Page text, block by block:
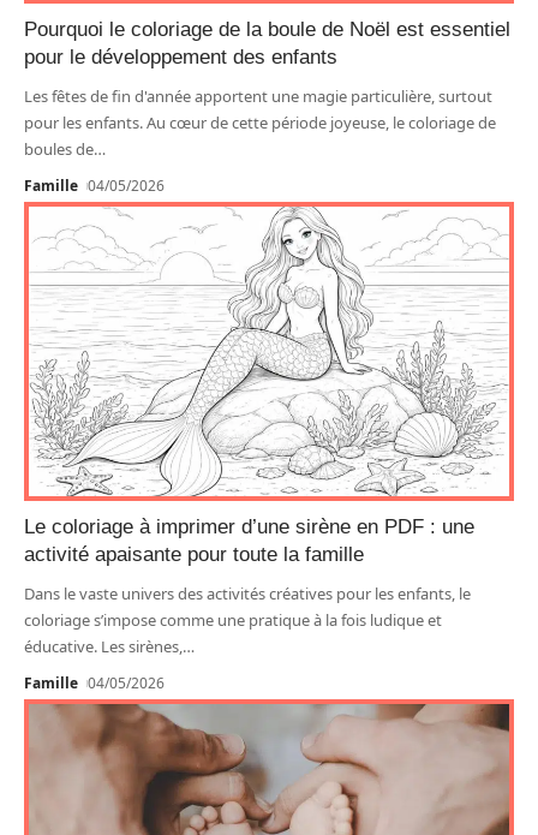
Pourquoi le coloriage de la boule de Noël est essentiel
pour le développement des enfants
Les fêtes de fin d'année apportent une magie particulière, surtout
pour les enfants. Au cœur de cette période joyeuse, le coloriage de
boules de…
Famille 04/05/2026
Le coloriage à imprimer d’une sirène en PDF : une
activité apaisante pour toute la famille
Dans le vaste univers des activités créatives pour les enfants, le
coloriage s’impose comme une pratique à la fois ludique et
éducative. Les sirènes,…
Famille 04/05/2026